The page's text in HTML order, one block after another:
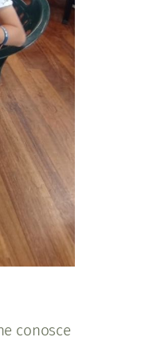
conosce